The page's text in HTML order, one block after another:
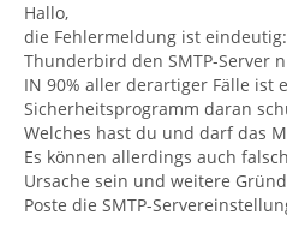
Hallo,
die Fehlermeldung ist
Thunderbird den SMTP-Server
IN 90% aller derartiger Fälle ist
Sicherheitsprogramm daran
Welches hast du und darf das
Es können allerdings auch
Ursache sein und weitere
Poste die SMTP-